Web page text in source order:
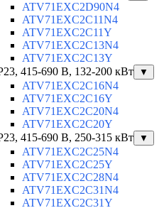
ATV71EXC2D90N4
ATV71EXC2C11N4
ATV71EXC2C11Y
ATV71EXC2C13N4
ATV71EXC2C13Y
415-690 B, 132-200 кВт
▼
ATV71EXC2C16N4
ATV71EXC2C16Y
ATV71EXC2C20N4
ATV71EXC2C20Y
415-690 B, 250-315 кВт
▼
ATV71EXC2C25N4
ATV71EXC2C25Y
ATV71EXC2C28N4
ATV71EXC2C31N4
ATV71EXC2C31Y